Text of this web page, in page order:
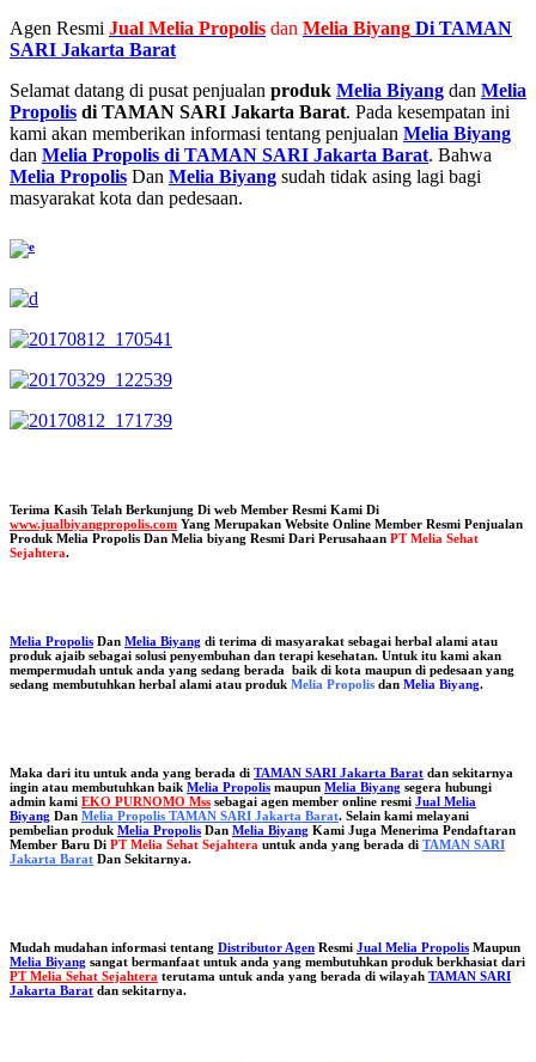
Agen Resmi Jual Melia Propolis dan Melia Biyang Di TAMAN
SARI Jakarta Barat
Selamat datang di pusat penjualan produk Melia Biyang dan Melia
Propolis di TAMAN SARI Jakarta Barat. Pada kesempatan ini
kami akan memberikan informasi tentang penjualan Melia Biyang
dan Melia Propolis di TAMAN SARI Jakarta Barat. Bahwa
Melia Propolis Dan Melia Biyang sudah tidak asing lagi bagi
masyarakat kota dan pedesaan.
Terima Kasih Telah Berkunjung Di web Member Resmi Kami Di
www.jualbiyangpropolis.com Yang Merupakan Website Online Member Resmi Penjualan
Produk Melia Propolis Dan Melia biyang Resmi Dari Perusahaan PT Melia Sehat
Sejahtera.
Melia Propolis Dan Melia Biyang di terima di masyarakat sebagai herbal alami atau
produk ajaib sebagai solusi penyembuhan dan terapi kesehatan. Untuk itu kami akan
mempermudah untuk anda yang sedang berada baik di kota maupun di pedesaan yang
sedang membutuhkan herbal alami atau produk Melia Propolis dan Melia Biyang.
Maka dari itu untuk anda yang berada di TAMAN SARI Jakarta Barat dan sekitarnya
ingin atau membutuhkan baik Melia Propolis maupun Melia Biyang segera hubungi
admin kami EKO PURNOMO Mss sebagai agen member online resmi Jual Melia
Biyang Dan Melia Propolis TAMAN SARI Jakarta Barat. Selain kami melayani
pembelian produk Melia Propolis Dan Melia Biyang Kami Juga Menerima Pendaftaran
Member Baru Di PT Melia Sehat Sejahtera untuk anda yang berada di TAMAN SARI
Jakarta Barat Dan Sekitarnya.
Mudah mudahan informasi tentang Distributor Agen Resmi Jual Melia Propolis Maupun
Melia Biyang sangat bermanfaat untuk anda yang membutuhkan produk berkhasiat dari
PT Melia Sehat Sejahtera terutama untuk anda yang berada di wilayah TAMAN SARI
Jakarta Barat dan sekitarnya.